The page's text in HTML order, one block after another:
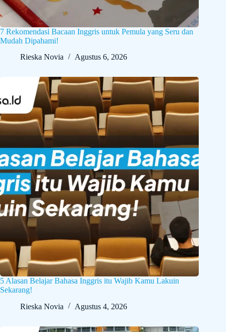
7 Rekomendasi Bacaan Inggris untuk Pemula yang Seru dan
Mudah Dipahami!
Rieska Novia
Agustus 6, 2026
5 Alasan Belajar Bahasa Inggris itu Wajib Kamu Lakuin
Sekarang!
Rieska Novia
Agustus 4, 2026